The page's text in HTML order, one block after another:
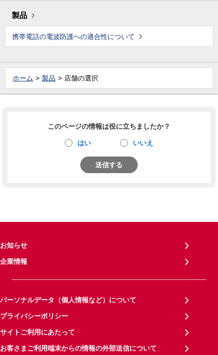
製品
携帯電話の電波防護への適合性について
ホーム 製品 店舗の選択
このページの情報は役に立ちましたか？
はい いいえ
送信する
お知らせ
企業情報
パーソナルデータ（個人情報など）について
プライバシーポリシー
サイトご利用にあたって
お客さまご利用端末からの情報の外部送信について